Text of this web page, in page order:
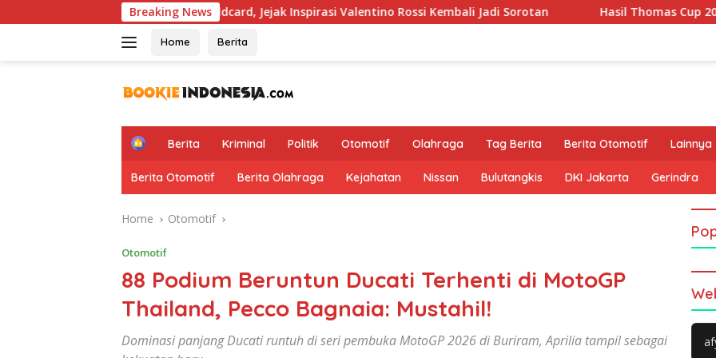
to
Breaking News
Hapus Aturan Wildcard, Jejak Inspirasi Valentino Rossi Kembali Jadi Sorotan Hasil Thomas Cup 2026: Leong Jun
Home Berita
H
m
e
Berita Kriminal Politik Otomotif Olahraga Tag Berita Berita Otomotif Lainnya
Berita Otomotif Berita Olahraga Kejahatan Nissan Bulutangkis DKI Jakarta Gerindra
Home Otomotif
Otomotif
88 Podium Beruntun Ducati Terhenti di MotoGP
Thailand, Pecco Bagnaia: Mustahil!
Dominasi panjang Ducati runtuh di seri pembuka MotoGP 2026 di Buriram, Aprilia tampil sebagai